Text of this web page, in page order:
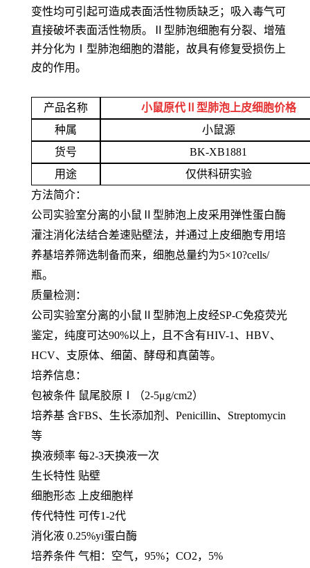
变性均可引起可造成表面活性物质缺乏；吸入毒气可
直接破坏表面活性物质。Ⅱ型肺泡细胞有分裂、增殖
并分化为Ⅰ型肺泡细胞的潜能，故具有修复受损伤上
皮的作用。
产品名称
小鼠原代Ⅱ型肺泡上皮细胞价格
种属
小鼠源
货号
BK-XB1881
用途
仅供科研实验
方法简介：
公司实验室分离的小鼠Ⅱ型肺泡上皮采用弹性蛋白酶
灌注消化法结合差速贴壁法，并通过上皮细胞专用培
养基培养筛选制备而来，细胞总量约为5×10?cells/
瓶。
质量检测：
公司实验室分离的小鼠Ⅱ型肺泡上皮经SP-C免疫荧光
鉴定，纯度可达90%以上，且不含有HIV-1、HBV、
HCV、支原体、细菌、酵母和真菌等。
培养信息：
包被条件 鼠尾胶原Ⅰ（2-5μg/cm2）
培养基 含FBS、生长添加剂、Penicillin、Streptomycin
等
换液频率 每2-3天换液一次
生长特性 贴壁
细胞形态 上皮细胞样
传代特性 可传1-2代
消化液 0.25%yi蛋白酶
培养条件 气相：空气，95%；CO2，5%